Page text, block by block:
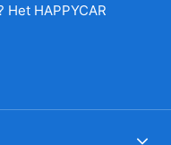
HAPPYCAR